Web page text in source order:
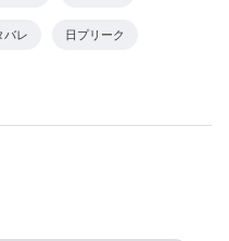
バレ 日プリーク